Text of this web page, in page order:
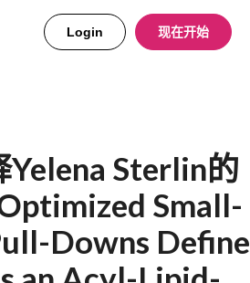
Login 现在开始
Yelena Sterlin的
Small-
Downs Define